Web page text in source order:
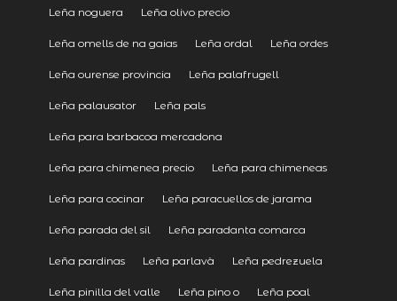
Leña noguera Leña olivo precio
Leña omells de na gaias Leña ordal Leña ordes
Leña ourense provincia Leña palafrugell
Leña palausator Leña pals
Leña para barbacoa mercadona
Leña para chimenea precio Leña para chimeneas
Leña para cocinar Leña paracuellos de jarama
Leña parada del sil Leña paradanta comarca
Leña pardinas Leña parlavà Leña pedrezuela
Leña pinilla del valle Leña pino o Leña poal